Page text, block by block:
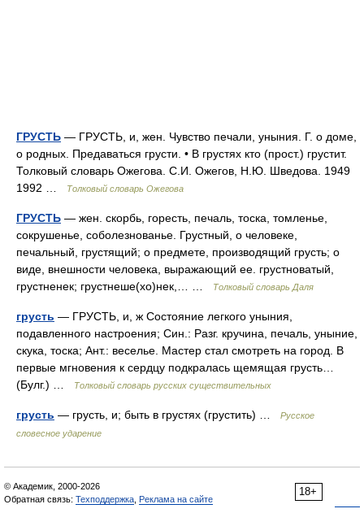
ГРУСТЬ — ГРУСТЬ, и, жен. Чувство печали, уныния. Г. о доме,
о родных. Предаваться грусти. • В грустях кто (прост.) грустит.
Толковый словарь Ожегова. С.И. Ожегов, Н.Ю. Шведова. 1949
1992 …
Толковый словарь Ожегова
ГРУСТЬ — жен. скорбь, горесть, печаль, тоска, томленье,
сокрушенье, соболезнованье. Грустный, о человеке,
печальный, грустящий; о предмете, производящий грусть; о
виде, внешности человека, выражающий ее. грустноватый,
грустненек; грустнеше(хо)нек,… …
Толковый словарь Даля
грусть — ГРУСТЬ, и, ж Состояние легкого уныния,
подавленного настроения; Син.: Разг. кручина, печаль, уныние,
скука, тоска; Ант.: веселье. Мастер стал смотреть на город. В
первые мгновения к сердцу подкралась щемящая грусть…
(Булг.) …
Толковый словарь русских существительных
грусть — грусть, и; быть в грустях (грустить) …
Русское
словесное ударение
18+
© Академик, 2000-2026
Обратная связь: Техподдержка Реклама на сайте